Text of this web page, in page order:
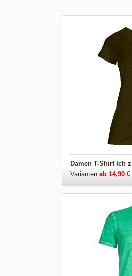
Varianten ab 14,90 €